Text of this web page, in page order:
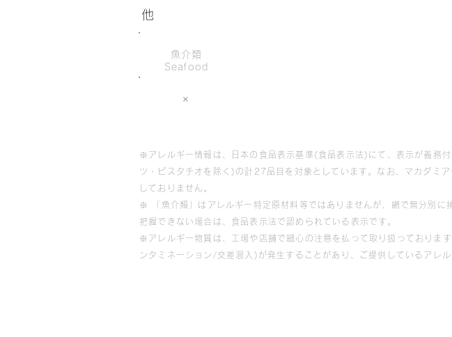
他
Seafood
魚介類
×
※アレルギー情報は、日本の食品表示基準(食品表示法)にて、表示が義務
ツ・ピスタチオを除く)の計27品目を対象としています。なお、マカダミ
しておりません。
※ 「魚介類」はアレルギー特定原材料等ではありませんが、網で無分別
把握できない場合は、食品表示法で認められている表示です。
※アレルギー物質は、工場や店舗で細心の注意を払って取り扱っておりま
ンタミネーション/交差混入)が発生することがあり、ご提供しているアレ